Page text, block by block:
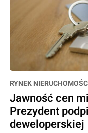
RYNEK
Jawność cen
Prezydent
deweloperskiej